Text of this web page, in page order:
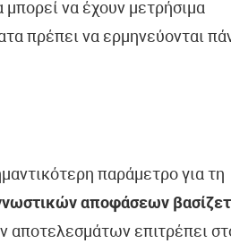
μπορεί να έχουν μετρήσιμα
πρέπει να ερμηνεύονται
παράμετρο για τη
αποφάσεων
αποτελεσμάτων επιτρέπει